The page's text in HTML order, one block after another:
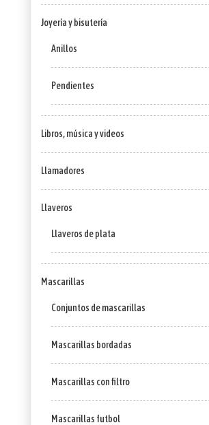
Joyería y bisutería
Anillos
Pendientes
Libros, música y videos
Llamadores
Llaveros
Llaveros de plata
Mascarillas
Conjuntos de mascarillas
Mascarillas bordadas
Mascarillas con filtro
Mascarillas futbol